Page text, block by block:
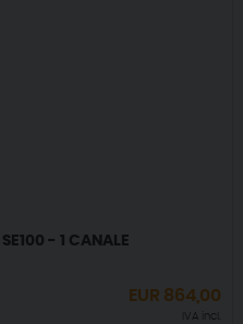
- 1 CANALE
EUR 864,00
IVA incl.